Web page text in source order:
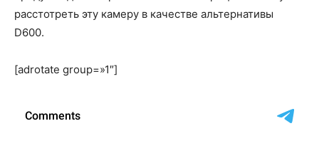
расстотреть эту камеру в качестве альтернативы
D600.
[adrotate group=»1″]